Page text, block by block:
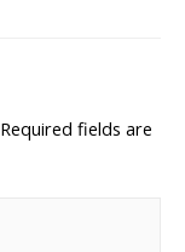
Required fields are